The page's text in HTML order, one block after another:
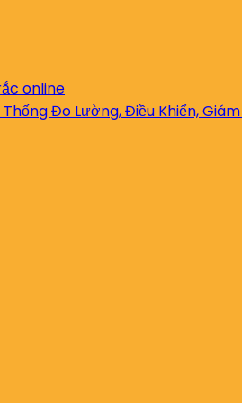
online
Đo Lường, Điều Khiển,